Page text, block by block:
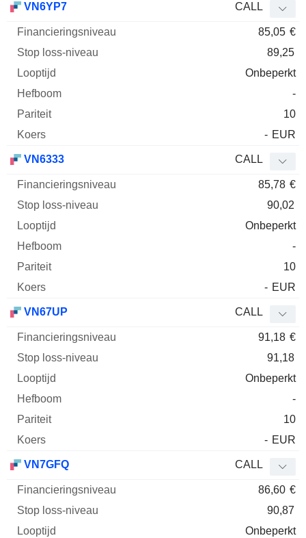
VN6YP7 CALL
85,05 €
89,25
Onbeperkt
-
10
- EUR
VN6333 CALL
85,78 €
90,02
Onbeperkt
-
10
- EUR
VN67UP CALL
91,18 €
91,18
Onbeperkt
-
10
- EUR
VN7GFQ CALL
86,60 €
90,87
Onbeperkt